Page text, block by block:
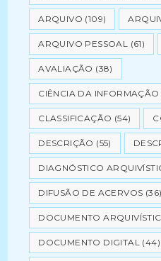
ARQUIVO (109)
ARQUIVO PESSOAL (61)
AVALIAÇÃO (38)
CIÊNCIA DA INFORMAÇÃO
CLASSIFICAÇÃO (54)
DESCRIÇÃO (55)
DIAGNÓSTICO
DIFUSÃO DE ACERVOS (36)
DOCUMENTO
DOCUMENTO DIGITAL (44)